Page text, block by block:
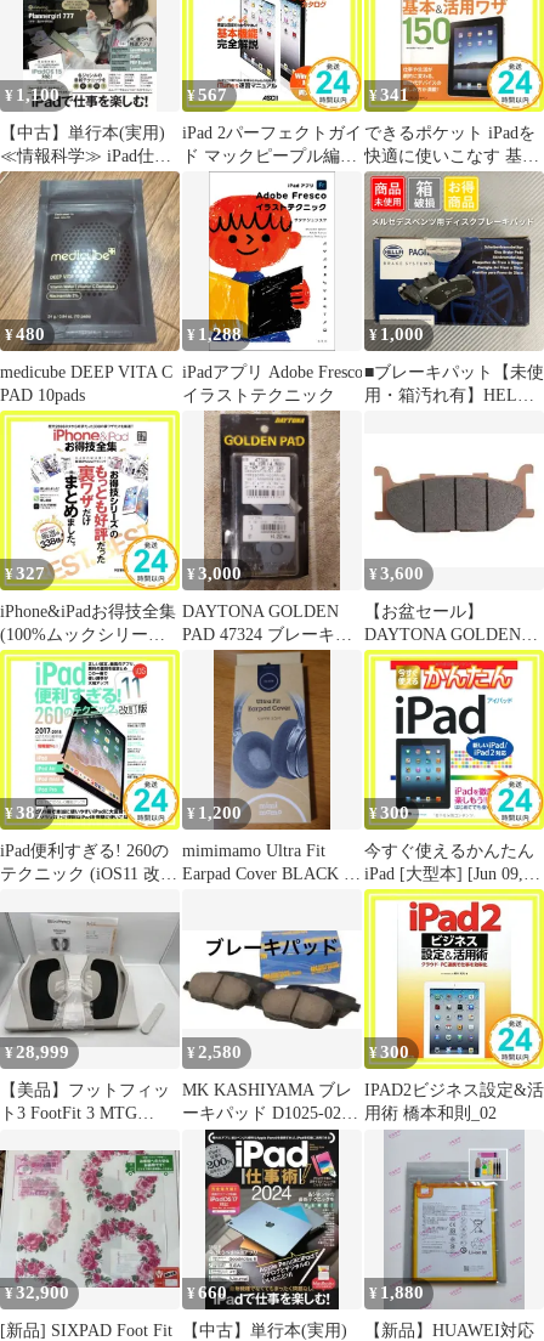
¥ 1,100
【中古】単行本(実用)
≪情報科学≫ iPad仕事
術!2022
¥567
iPad 2パーフェクトガイ
ド マックピープル編集
部_02
¥341
できるポケット iPadを
快適に使いこなす 基本
&活用ワザ150 松村太
郎; できるシリーズ編集
部_02
¥480
medicube DEEP VITA C
PAD 10pads
¥ 1,288
iPadアプリ Adobe Fresco
イラストテクニック
¥ 1,000
■ブレーキパット【未使
用・箱汚れ有】HELLA
¥327
iPhone&iPadお得技全集
(100%ムックシリーズ)
[Jun 27， 2016]_02
¥3,000
DAYTONA GOLDEN
PAD 47324 ブレーキパ
ッド
¥3,600
【お盆セール】
DAYTONA GOLDEN
PAD No.032 ブレーキパ
ッド
¥387
iPad便利すぎる! 260の
テクニック (iOS11 改訂
本亮; standards_02
¥ 1,200
mimimamo Ultra Fit
Earpad Cover BLACK 新
¥300
今すぐ使えるかんたん
iPad [大型本] [Jun 09,
2012] 田中 拓也_02
¥28,999
【美品】フットフィッ
ト3 FootFit 3 MTG
¥2,580
MK KASHIYAMA ブレ
ーキパッド D1025-02
車用品
¥300
IPAD2ビジネス設定&活
用術 橋本和則_02
¥32,900
[新品] SIXPAD Foot Fit
¥660
【中古】単行本(実用)
¥ 1,880
【新品】HUAWEI対応